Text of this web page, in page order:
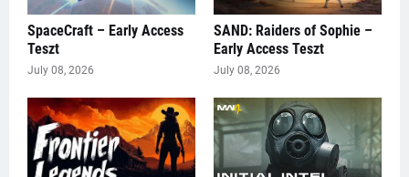
SpaceCraft – Early Access
Teszt
July 08, 2026
SAND: Raiders of Sophie –
Early Access Teszt
July 08, 2026